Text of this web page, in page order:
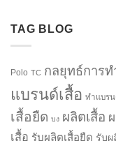
TAG BLOG
Polo TC กลยุทธ์การท
แบรนด์เสื้อ ทำแบร
เสื้อยืด บง ผลิตเสื้อ
เสื้อ รับผลิตเสื้อยืด รับผ